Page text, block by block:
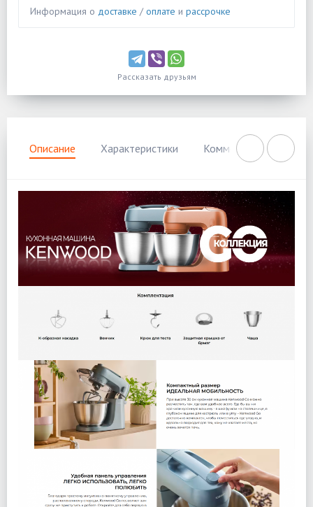
Информация о доставке /оплате и рассрочке
Рассказать друзьям
Описание Характеристики Комментарии